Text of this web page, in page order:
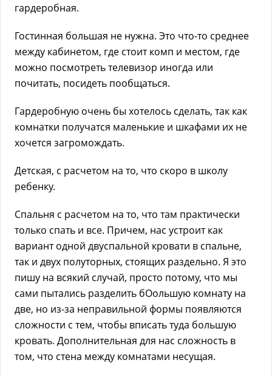
гардеробная.
Гостинная большая не нужна. Это что-то среднее
между кабинетом, где стоит комп и местом, где
можно посмотреть телевизор иногда или
почитать, посидеть пообщаться.
Гардеробную очень бы хотелось сделать, так как
комнатки получатся маленькие и шкафами их не
хочется загромождать.
Детская, с расчетом на то, что скоро в школу
ребенку.
Спальня с расчетом на то, что там практически
только спать и все. Причем, нас устроит как
вариант одной двуспальной кровати в спальне,
так и двух полуторных, стоящих раздельно. Я это
пишу на всякий случай, просто потому, что мы
сами пытались разделить бОольшую комнату на
две, но из-за неправильной формы появляются
сложности с тем, чтобы вписать туда большую
кровать. Дополнительная для нас сложность в
том, что стена между комнатами несущая.